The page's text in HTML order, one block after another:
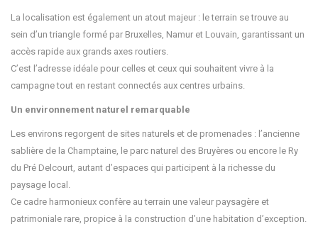
La localisation est également un atout majeur : le terrain se trouve au
sein d’un triangle formé par Bruxelles, Namur et Louvain, garantissant un
accès rapide aux grands axes routiers.
C’est l’adresse idéale pour celles et ceux qui souhaitent vivre à la
campagne tout en restant connectés aux centres urbains.
Un environnement naturel remarquable
Les environs regorgent de sites naturels et de promenades : l’ancienne
sablière de la Champtaine, le parc naturel des Bruyères ou encore le Ry
du Pré Delcourt, autant d’espaces qui participent à la richesse du
paysage local.
Ce cadre harmonieux confère au terrain une valeur paysagère et
patrimoniale rare, propice à la construction d’une habitation d’exception.